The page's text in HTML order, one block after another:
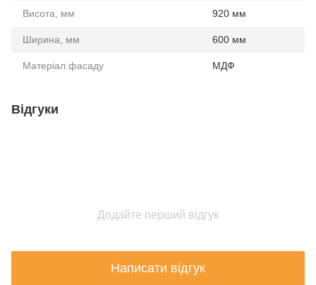
Висота, мм 920 мм
Ширина, мм 600 мм
Матеріал фасаду МДФ
Відгуки
Додайте перший відгук
Написати відгук